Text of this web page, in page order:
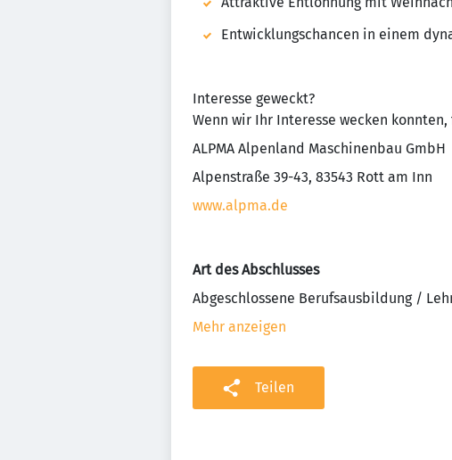
Entwicklungschancen in einem
Interesse geweckt?
Wenn wir Ihr Interesse wecken
ALPMA Alpenland Maschinenbau GmbH
Alpenstraße 39-43, 83543 Rott am Inn
www.alpma.de
Art des Abschlusses
Abgeschlossene Berufsausbildung /
Mehr anzeigen
Teilen